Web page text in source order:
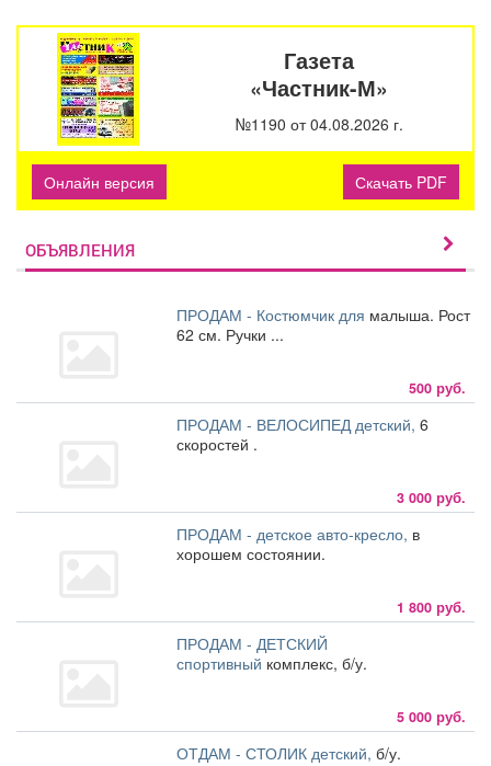
Газета
«Частник-М»
№1190 от 04.08.2026 г.
Онлайн версия Скачать PDF
ОБЪЯВЛЕНИЯ
ПРОДАМ - Костюмчик для малыша. Рост
62 см. Ручки ...
500 руб.
ПРОДАМ - ВЕЛОСИПЕД детский, 6
скоростей .
3 000 руб.
ПРОДАМ - детское авто-кресло, в
хорошем состоянии.
1 800 руб.
ПРОДАМ - ДЕТСКИЙ
спортивный комплекс, б/у.
5 000 руб.
ОТДАМ - СТОЛИК детский, б/у.